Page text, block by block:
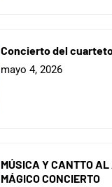
Concierto del
mayo 4, 2026
MÚSICA Y CANTTO AL
MÁGICO CONCIERTO